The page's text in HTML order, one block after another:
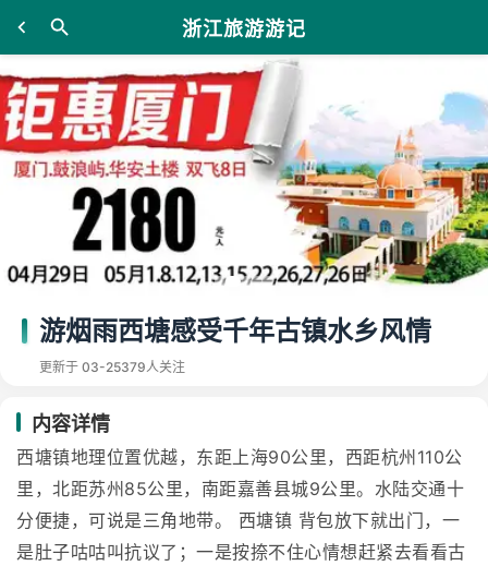
浙江旅游游记
游烟雨西塘感受千年古镇水乡风情
更新于 03-25379人关注
内容详情
西塘镇地理位置优越，东距上海90公里，西距杭州110公
里，北距苏州85公里，南距嘉善县城9公里。水陆交通十
分便捷，可说是三角地带。 西塘镇 背包放下就出门，一
是肚子咕咕叫抗议了；一是按捺不住心情想赶紧去看看古